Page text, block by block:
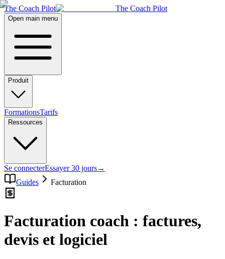
The Coach Pilot The Coach Pilot
Open main menu
Produit
FormationsTarifs
Ressources
Se connecterEssayer 30 jours→
Guides
Facturation
Facturation coach : factures,
devis et logiciel